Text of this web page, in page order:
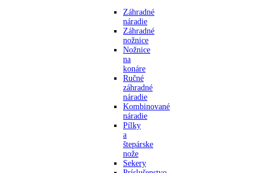
Záhradné
náradie
Záhradné
nožnice
Nožnice
na
konáre
Ručné
záhradné
náradie
Kombinované
náradie
Pílky
a
štepárske
nože
Sekery